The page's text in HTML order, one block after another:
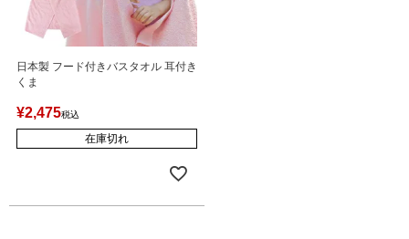
日本製 フード付きバスタオル 耳付き
くま
¥2,475税込
在庫切れ